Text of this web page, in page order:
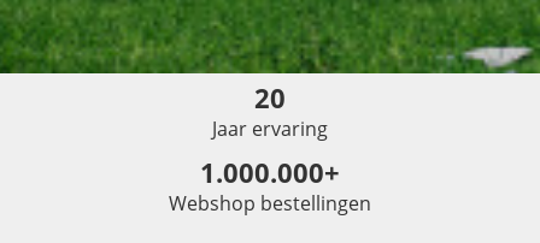
20
Jaar ervaring
1.000.000+
Webshop bestellingen